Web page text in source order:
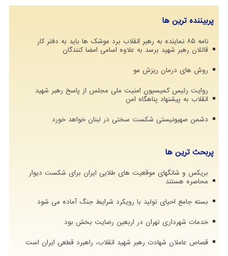
پربیننده ترین ها
نامه ۸۵ نماینده به رهبر انقلاب برد موشک ها باید به دفتر کار
قاتلان رهبر شهید برسد به علاوه اسامی امضا کنندگان
روش های درمان ریزش مو
روایت رئیس کمیسیون امنیت ملی مجلس از پاسخ رهبر شهید
انقلاب به پیشنهاد پناهگاه امن
دشمن صهیونیستی شکست سختی در لبنان خواهد خورد
پربحث ترین ها
بریکس و شانگهای موقعیت های طلایی ایران برای شکست دیوار
محاصره هستند
بسته جامع احیای تولید با رویکرد شرایط جنگ آماده می شود
خدمات شهرداری تهران در اربعین رضایت بخش بود
قصاص عاملان شهادت رهبر شهید انقلاب، راهبرد قطعی ایران است